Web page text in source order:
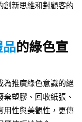
創新思維和對顧客的
的綠色宣
為推廣綠色意識的絕
棄塑膠、回收紙張、
用性與美觀性，更傳